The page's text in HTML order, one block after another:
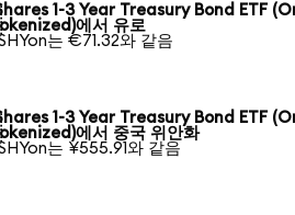
1-3 Year Treasury Bond ETF
에서 유로
는 €71.32와 같음
1-3 Year Treasury Bond ETF
에서 중국 위안화
는 ¥555.91와 같음